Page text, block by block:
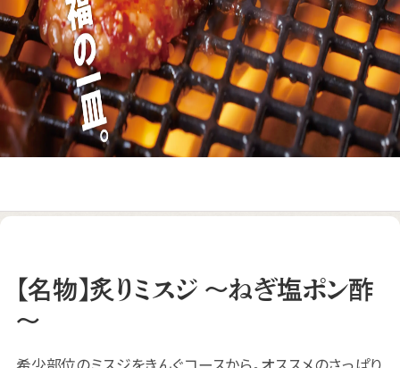
【名物】炙りミスジ ～ねぎ塩ポン酢
～